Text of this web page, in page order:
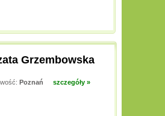
Grzembowska
szczegóły »
Poznań